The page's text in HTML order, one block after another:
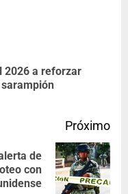
2026 a reforzar
Próximo
de
con